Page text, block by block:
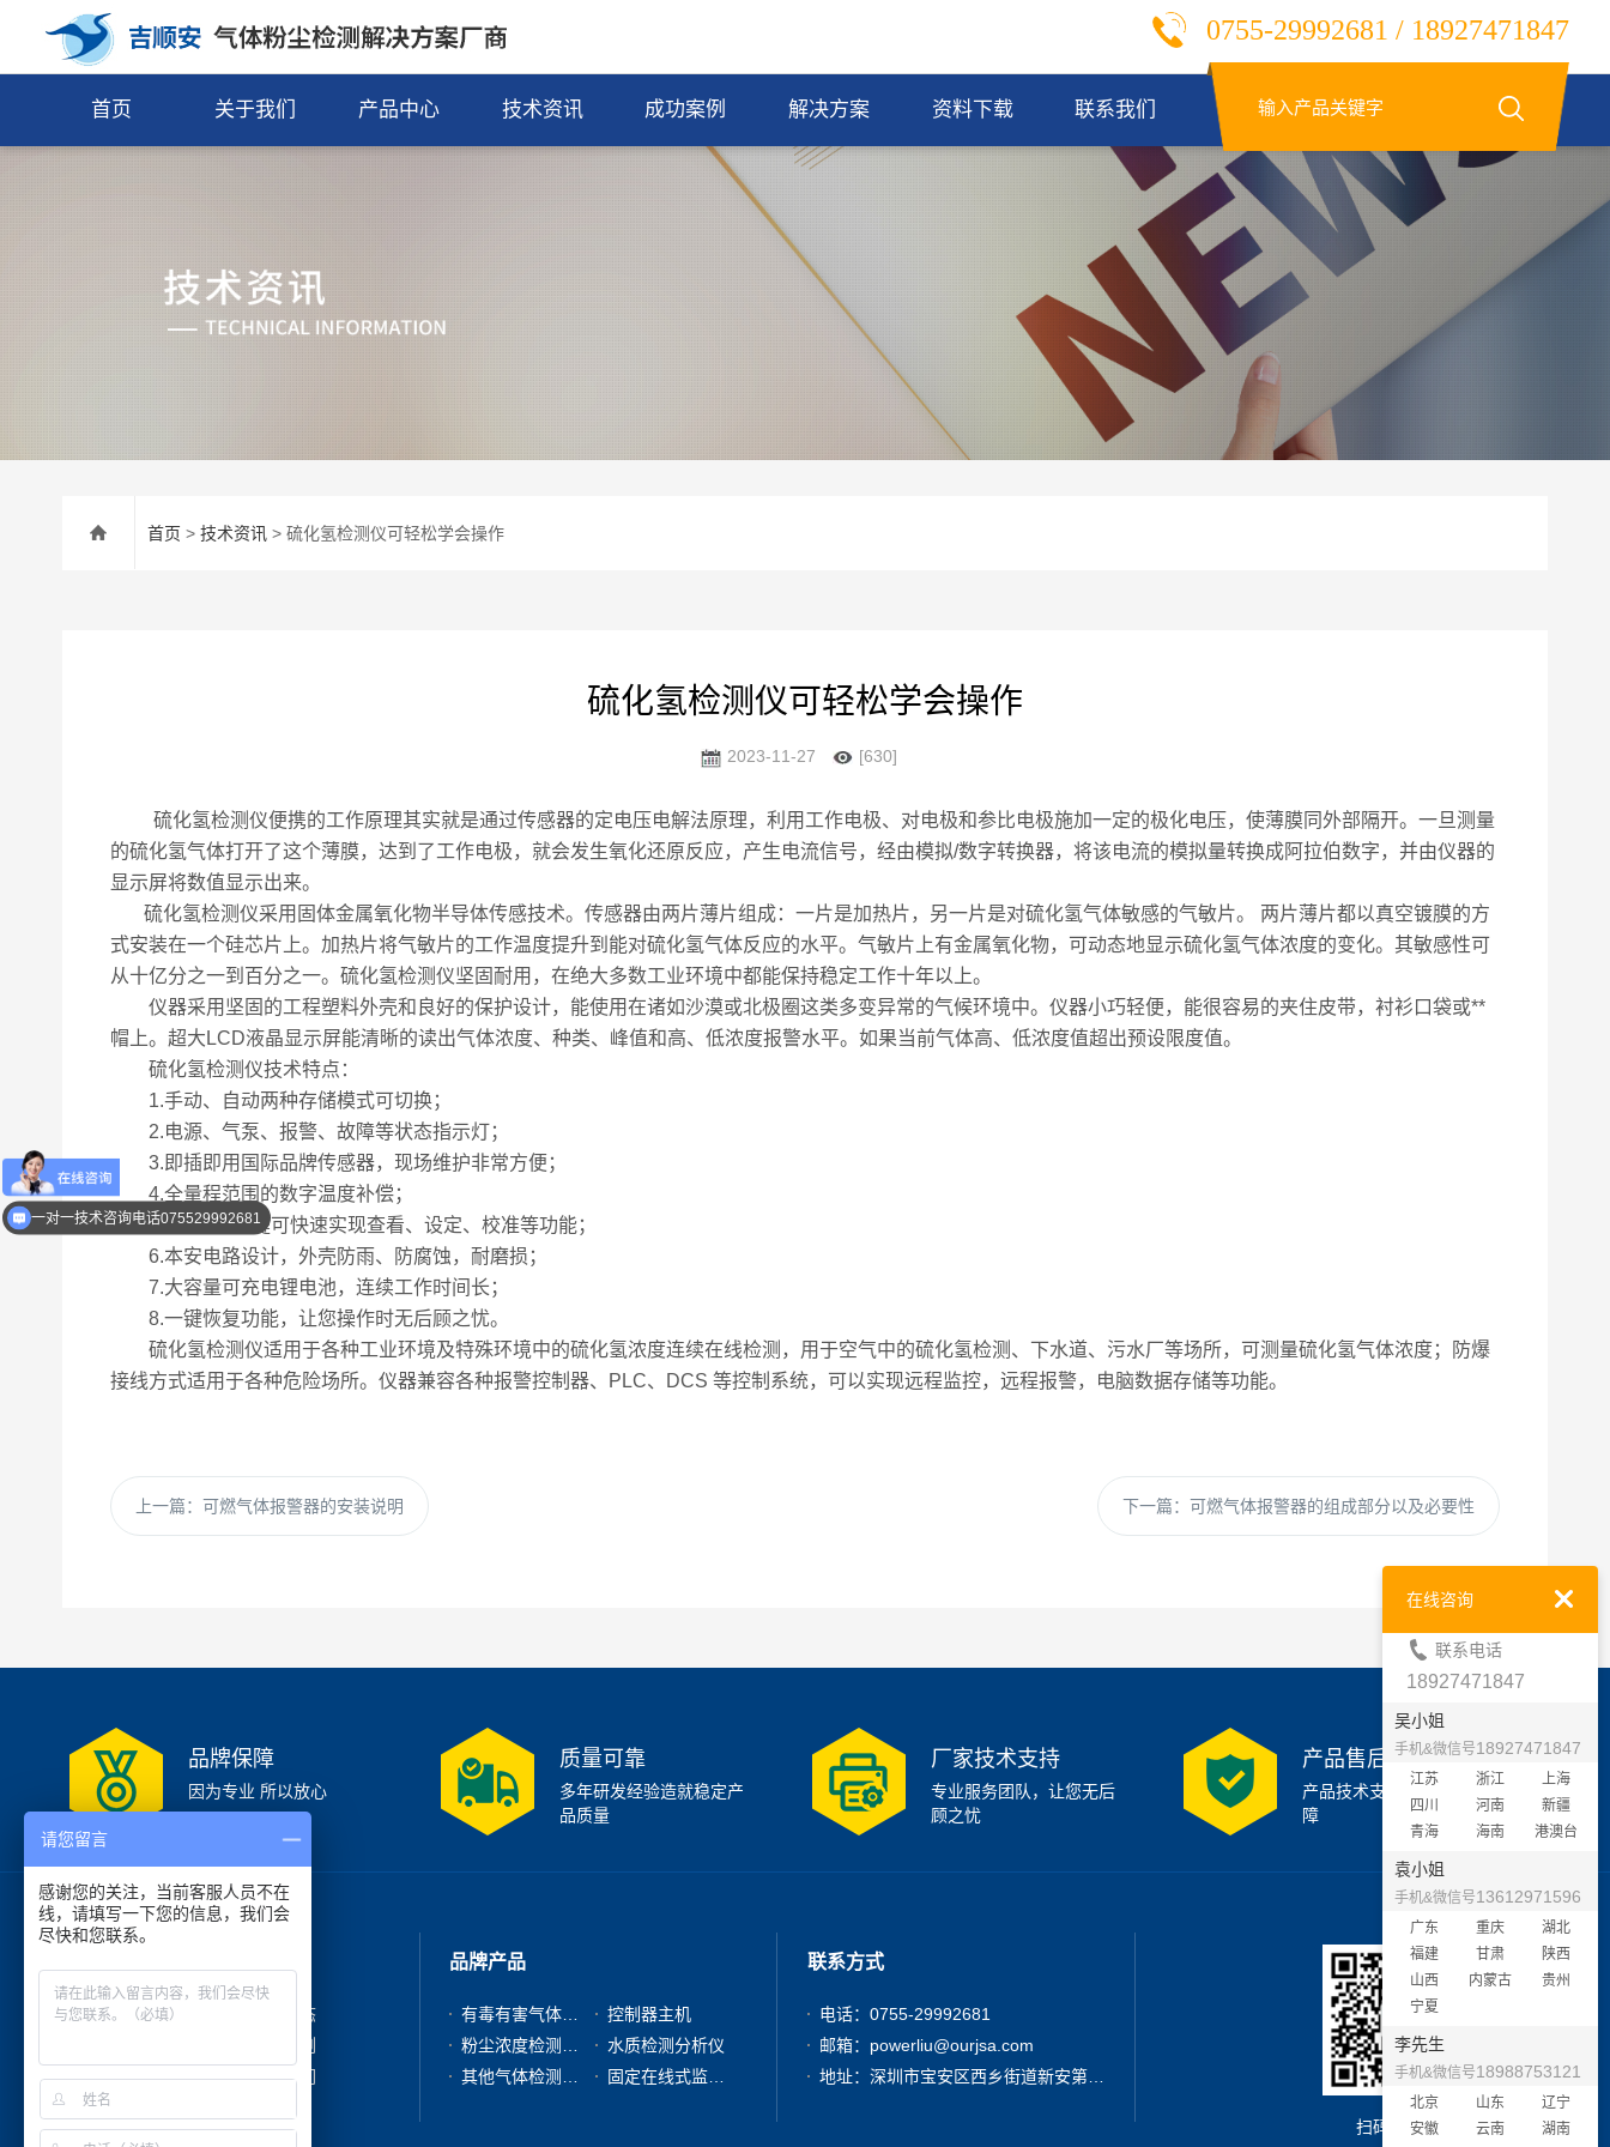
0755-29992681 / 18927471847
首页 关于我们 产品中心 技术资讯 成功案例 解决方案 资料下载 联系我们
首页 > 技术资讯 > 硫化氢检测仪可轻松学会操作
硫化氢检测仪可轻松学会操作
2023-11-27 [630]
硫化氢检测仪便携的工作原理其实就是通过传感器的定电压电解法原理，利用工作电极、对电极和参比电极施加一定的极化电压，使薄膜同外部隔开。一旦测量
的硫化氢气体打开了这个薄膜，达到了工作电极，就会发生氧化还原反应，产生电流信号，经由模拟/数字转换器，将该电流的模拟量转换成阿拉伯数字，并由仪器的
显示屏将数值显示出来。
硫化氢检测仪采用固体金属氧化物半导体传感技术。传感器由两片薄片组成：一片是加热片，另一片是对硫化氢气体敏感的气敏片。 两片薄片都以真空镀膜的方
式安装在一个硅芯片上。加热片将气敏片的工作温度提升到能对硫化氢气体反应的水平。气敏片上有金属氧化物，可动态地显示硫化氢气体浓度的变化。其敏感性可
从十亿分之一到百分之一。硫化氢检测仪坚固耐用，在绝大多数工业环境中都能保持稳定工作十年以上。
仪器采用坚固的工程塑料外壳和良好的保护设计，能使用在诸如沙漠或北极圈这类多变异常的气候环境中。仪器小巧轻便，能很容易的夹住皮带，衬衫口袋或**
帽上。超大LCD液晶显示屏能清晰的读出气体浓度、种类、峰值和高、低浓度报警水平。如果当前气体高、低浓度值超出预设限度值。
硫化氢检测仪技术特点：
1.手动、自动两种存储模式可切换；
2.电源、气泵、报警、故障等状态指示灯；
3.即插即用国际品牌传感器，现场维护非常方便；
4.全量程范围的数字温度补偿；
5.通过5个按键可快速实现查看、设定、校准等功能；
6.本安电路设计，外壳防雨、防腐蚀，耐磨损；
7.大容量可充电锂电池，连续工作时间长；
8.一键恢复功能，让您操作时无后顾之忧。
硫化氢检测仪适用于各种工业环境及特殊环境中的硫化氢浓度连续在线检测，用于空气中的硫化氢检测、下水道、污水厂等场所，可测量硫化氢气体浓度；防爆
接线方式适用于各种危险场所。仪器兼容各种报警控制器、PLC、DCS 等控制系统，可以实现远程监控，远程报警，电脑数据存储等功能。
上一篇： 可燃气体报警器的安装说明 下一篇： 可燃气体报警器的组成部分以及必要性
品牌保障
因为专业 所以放心
质量可靠
多年研发经验造就稳定产
品质量
厂家技术支持
专业服务团队，让您无后
顾之忧
产品售后支持
产品技术支持7x24小时保
障
公司简介
新闻动态
成功案例
在线咨询
联系我们
品牌产品
控制器主机
水质检测分析仪
固定在线式监测报警仪
联系方式
电话：0755-29992681
邮箱：powerliu@ourjsa.com
地址：深圳市宝安区西乡街道新安第二工业区A3栋6楼南
扫码加微信
在线咨询
联系电话
18927471847
吴小姐
手机&微信号18927471847
江苏 浙江
上海
四川
河南
新疆
青海
海南 港澳台
袁小姐
手机&微信号13612971596
广东 重庆
湖北
福建
甘肃
陕西
山西
内蒙古
贵州
宁夏
李先生
手机&微信号18988753121
北京 山东
辽宁
安徽
云南 湖南
一对一技术咨询电话075529992681
优惠活动介绍
请您留言
感谢您的关注，当前客服人员不在
线，请填写一下您的信息，我们会
尽快和您联系。